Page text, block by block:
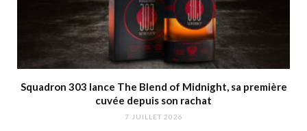
Squadron 303 lance The Blend of Midnight, sa première
cuvée depuis son rachat
7 JUILLET 2026